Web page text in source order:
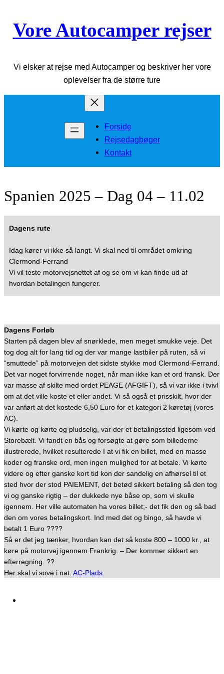
Spring
Vore Autocamper rejser
Vi elsker at rejse med Autocamper og beskriver her vore
oplevelser fra de større ture
Forside
Rejsedagbøger
Kontakt
Spanien 2025 – Dag 04 – 11.02
Dagens rute
Idag kører vi ikke så langt. Vi skal ned til området omkring
Clermond-Ferrand
Vi vil teste motorvejsnettet af og se om vi kan finde ud af
hvordan betalingen fungerer.
Dagens Forløb
Starten på dagen blev af snørklede, men meget smukke veje. Det
tog dog alt for lang tid og der var mange lastbiler på ruten, så vi
“smuttede” på motorvejen det sidste stykke mod Clermond-Ferrand.
Det var noget forvirrende noget, når man ikke kan et ord fransk. Der
var masse af skilte med ordet PEAGE (AFGIFT), så vi var ikke i tvivl
om at det ville koste et eller andet. Vi så også et prisskilt, hvor der
var anført at det kostede 6,50 Euro for et kategori 2 køretøj (vores
AC).
Vi kørte og kørte og pludselig, var der et betalingssted ligesom ved
Storebælt. Vi fandt en bås og forsøgte at gøre som billederne
illustrerede, hvilket resulterede I at vi fik en billet, med en masse
koder og franske ord, men ingen mulighed for at betale. Vi kørte
videre og efter ganske kort tid kon der sandelig en afhørsel til et
sted hvor der stod PAIEMENT, det betød sikkert betaling så den tog
vi og ganske rigtig – der dukkede nye båse op, som vi skulle
igennem. Her ville automaten ha vores billet;- det fik den og så bad
den om vores betalingskort. Ind med det og bingo, så havde vi
betalt 1 Euro ????
Så er det jeg tænker, hvordan kan det så koste 800 – 1000 kr., at
køre på motorvej igennem Frankrig. – Der kommer sikkert en
efterregning. ??
Her skal vi sove i nat. AC-Plads